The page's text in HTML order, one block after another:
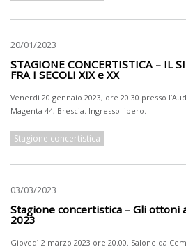
20/01/2023
STAGIONE CONCERTISTICA – IL
FRA I SECOLI XIX e XX
Venerdì 20 gennaio 2023, ore 20.30 presso
Magenta 44, Brescia. Ingresso libero.
Stagione concertistica
03/03/2023
Stagione concertistica – Gli ottoni
2023
Giovedì 2 marzo 2023 ore 20.00. Salone da